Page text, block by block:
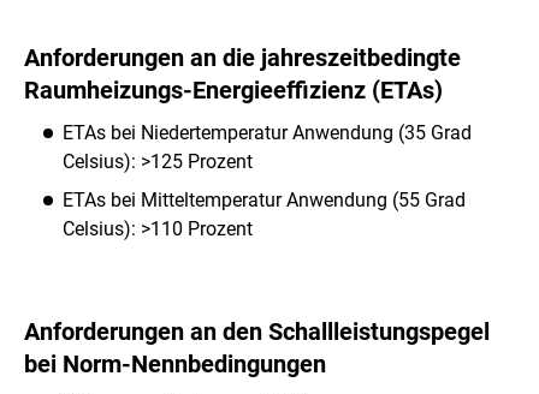
Anforderungen an die jahreszeitbedingte
Raumheizungs-Energieeffizienz (ETAs)
ETAs bei Niedertemperatur Anwendung (35 Grad
Celsius): >125 Prozent
ETAs bei Mitteltemperatur Anwendung (55 Grad
Celsius): >110 Prozent
Anforderungen an den Schallleistungspegel
bei Norm-Nennbedingungen